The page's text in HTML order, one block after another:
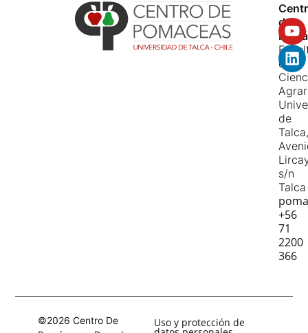
de
de
de
s/n
Talca
+56
71
2200
366
©2026 Centro De
Uso y protección de